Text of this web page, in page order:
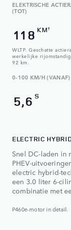
ELEKTRISCHE
(TOT)
118 KM†
WLTP. Geschatte
werkelijke
92 km.
0-100 KM/H (VANAF)
5,6 S
ELECTRIC
Snel DC-laden in
PHEV-
electric hybrid-
een 3.0 liter 6-
combinatie met
P460e-motor in detail.